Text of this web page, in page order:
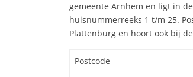
gemeente Arnhem en ligt in
huisnummerreeks 1 t/m 25.
Plattenburg en hoort ook bij
Postcode